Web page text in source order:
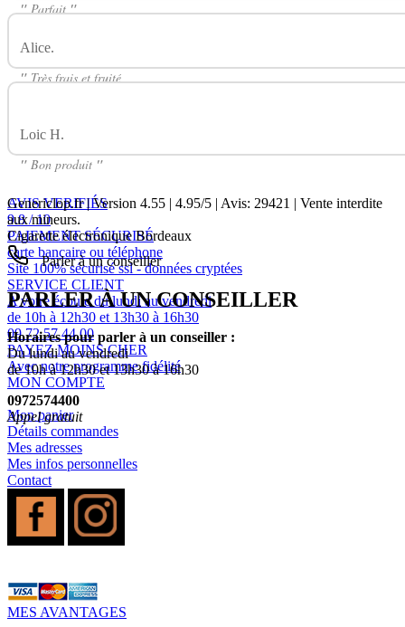
" Parfait "
Alice.
" Très frais et fruité
Loic H.
" Bon produit "
AVIS VERIFIÉS
9.8 / 10
PAIEMENT SÉCURISÉ
carte bancaire ou téléphone
Site 100% sécurisé ssl - données cryptées
SERVICE CLIENT
A votre écoute du lundi au vendredi
de 10h à 12h30 et 13h30 à 16h30
09 72 57 44 00
PAYEZ MOINS CHER
Avec notre programme fidélité
MON COMPTE
Mon panier
Détails commandes
Mes adresses
Mes infos personnelles
Contact
MES AVANTAGES
Genericlop.fr|Version 4.55 | 4.95/5 | Avis: 29421 | Vente interdite
aux mineurs.
Cigarette électronique Bordeaux
Parler à un conseiller
PARLER À UN CONSEILLER
Horaires pour parler à un conseiller :
Du lundi au vendredi
de 10h à 12h30 et 13h30 à 16h30
0972574400
Appel gratuit